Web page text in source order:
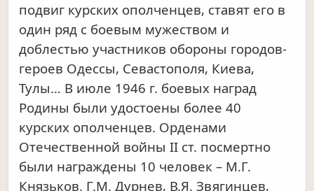
подвиг курских ополченцев, ставят его в
один ряд с боевым мужеством и
доблестью участников обороны городов-
героев Одессы, Севастополя, Киева,
Тулы… В июле 1946 г. боевых наград
Родины были удостоены более 40
курских ополченцев. Орденами
Отечественной войны II ст. посмертно
были награждены 10 человек – М.Г.
Князьков. Г.М. Дурнев, В.Я. Звягинцев,